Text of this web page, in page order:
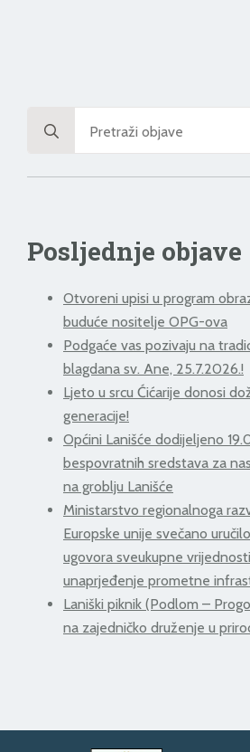
for:
Posljednje objave
Otvoreni upisi u program
buduće nositelje OPG-ova
Podgaće vas pozivaju na
blagdana sv. Ane, 25.7.2026.!
Ljeto u srcu Ćićarije donosi
generacije!
Općini Lanišće dodijeljeno
bespovratnih sredstava za
na groblju Lanišće
Ministarstvo regionalnoga
Europske unije svečano
ugovora sveukupne
unaprjeđenje prometne
Laniški piknik (Podlom –
na zajedničko druženje u